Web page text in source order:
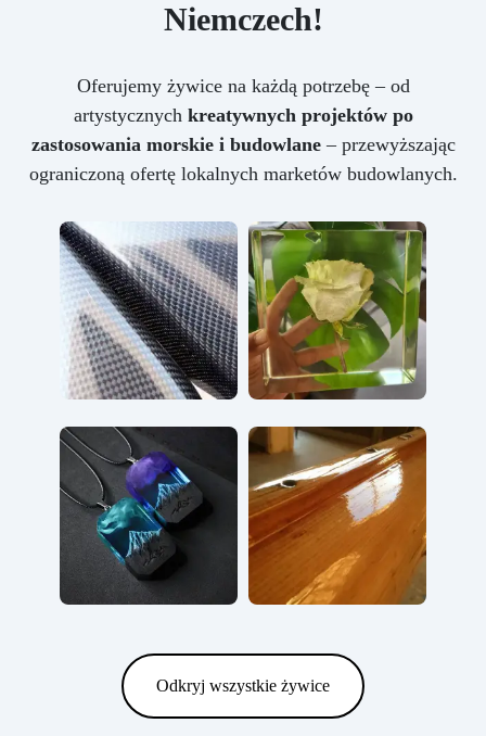
Niemczech!
Oferujemy żywice na każdą potrzebę – od
artystycznych kreatywnych projektów po
zastosowania morskie i budowlane– przewyższając
ograniczoną ofertę lokalnych marketów budowlanych.
Odkryj wszystkie żywice